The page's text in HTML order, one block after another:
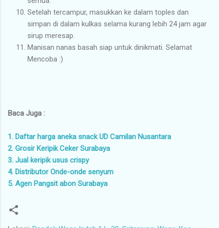
Setelah tercampur, masukkan ke dalam toples dan
simpan di dalam kulkas selama kurang lebih 24 jam agar
sirup meresap.
Manisan nanas basah siap untuk dinikmati. Selamat
Mencoba :)
Baca Juga :
1. Daftar harga aneka snack UD Camilan Nusantara
2. Grosir Keripik Ceker Surabaya
3. Jual keripik usus crispy
4. Distributor Onde-onde senyum
5. Agen Pangsit abon Surabaya